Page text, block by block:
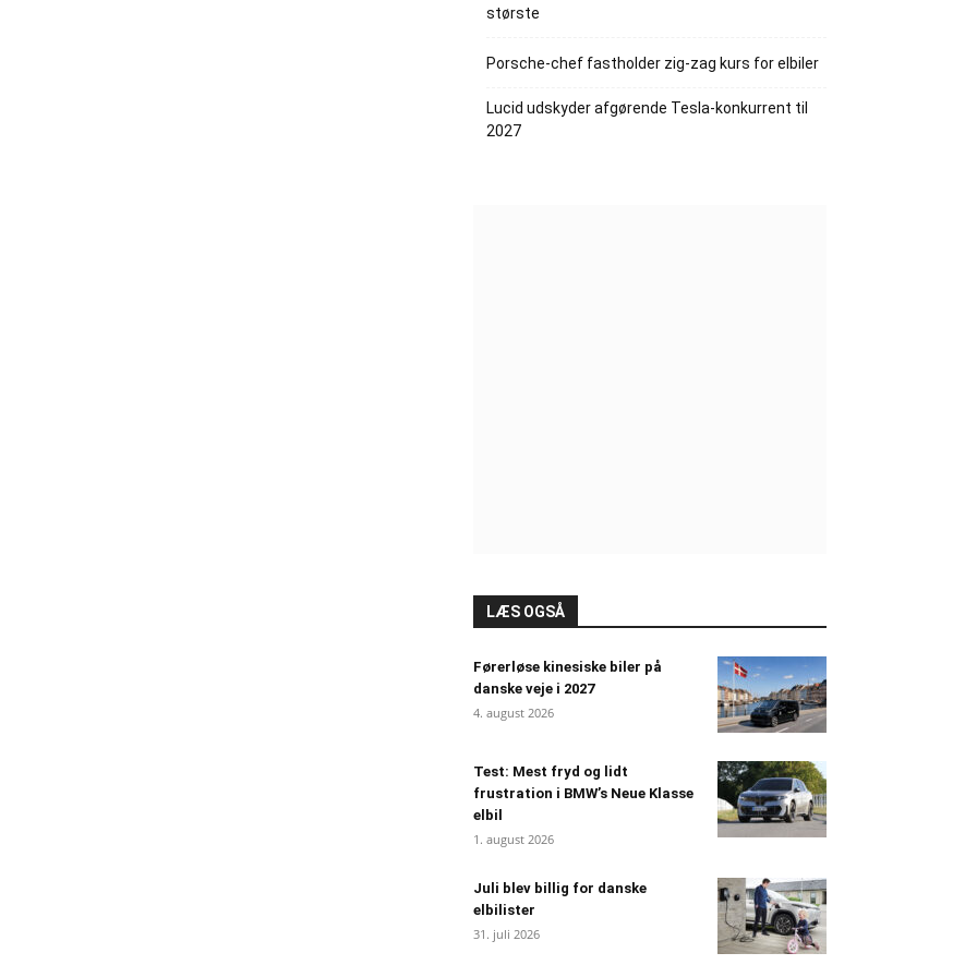
største
Porsche-chef fastholder zig-zag kurs for elbiler
Lucid udskyder afgørende Tesla-konkurrent til
2027
LÆS OGSÅ
Førerløse kinesiske biler på
danske veje i 2027
4. august 2026
Test: Mest fryd og lidt
frustration i BMW’s Neue Klasse
elbil
1. august 2026
Juli blev billig for danske
elbilister
31. juli 2026